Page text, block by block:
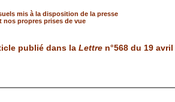
mis à la disposition de la presse
nos propres prises de vue
publié dans la Lettre n°568 du 19 avril